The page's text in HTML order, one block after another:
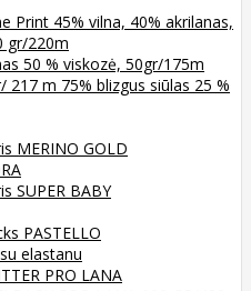
Print 45% vilna, 40% akrilanas,
gr/220m
50 % viskozė, 50gr/175m
217 m 75% blizgus siūlas 25 %
MERINO GOLD
SUPER BABY
PASTELLO
elastanu
PRO LANA